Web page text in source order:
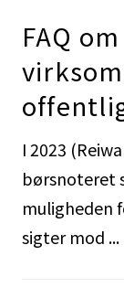
FAQ
I 2023
børsnoteret
muligheden
sigter mod ...